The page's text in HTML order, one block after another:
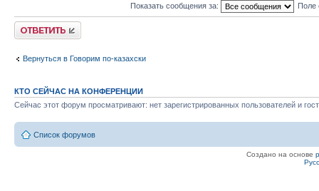
Показать сообщения за: Поле
Ответить
Вернуться в Говорим по-казахски
КТО СЕЙЧАС НА КОНФЕРЕНЦИИ
Сейчас этот форум просматривают: нет зарегистрированных пользователей и
Список форумов
Создано на основе